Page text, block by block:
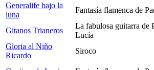
Generalife bajo la
luna
Fantasía flamenca de
Gitanos Trianeros
La fabulosa guitarra de
Lucía
Gloria al Niño
Ricardo
Siroco